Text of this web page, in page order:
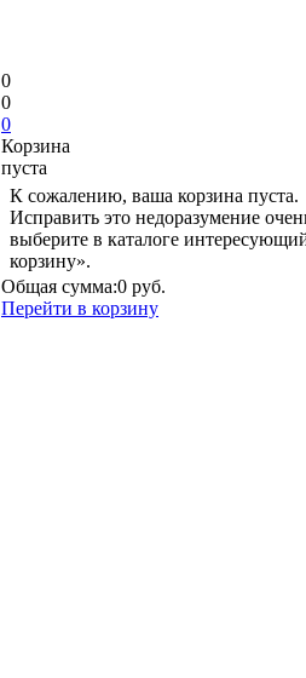
0
0
0
Корзина
пуста
К сожалению, ваша корзина пуста.
Исправить это недоразумение
выберите в каталоге
корзину».
Общая сумма:0 руб.
Перейти в корзину